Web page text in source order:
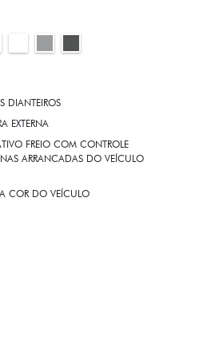
DIANTEIROS
EXTERNA
FREIO COM CONTROLE
ARRANCADAS DO VEÍCULO
COR DO VEÍCULO